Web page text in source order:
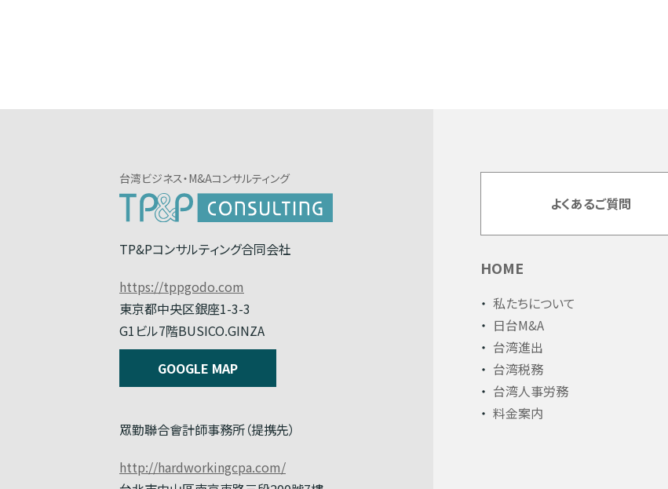
台湾ビジネス・M&Aコンサルティング
TP&Pコンサルティング合同会社
https://tppgodo.com
東京都中央区銀座1-3-3
G1ビル7階BUSICO.GINZA
GOOGLE MAP
眾勤聯合會計師事務所（提携先）
http://hardworkingcpa.com/
よくあるご質問
HOME
私たちについて
日台M&A
台湾進出
台湾税務
台湾人事労務
料金案内